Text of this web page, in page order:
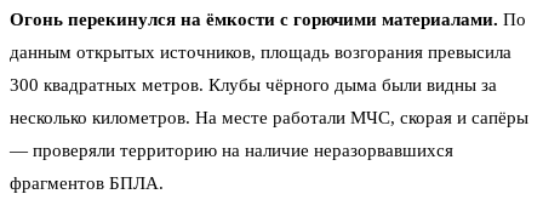
Огонь перекинулся на ёмкости с горючими материалами. По
данным открытых источников, площадь возгорания превысила
300 квадратных метров. Клубы чёрного дыма были видны за
несколько километров. На месте работали МЧС, скорая и сапёры
— проверяли территорию на наличие неразорвавшихся
фрагментов БПЛА.